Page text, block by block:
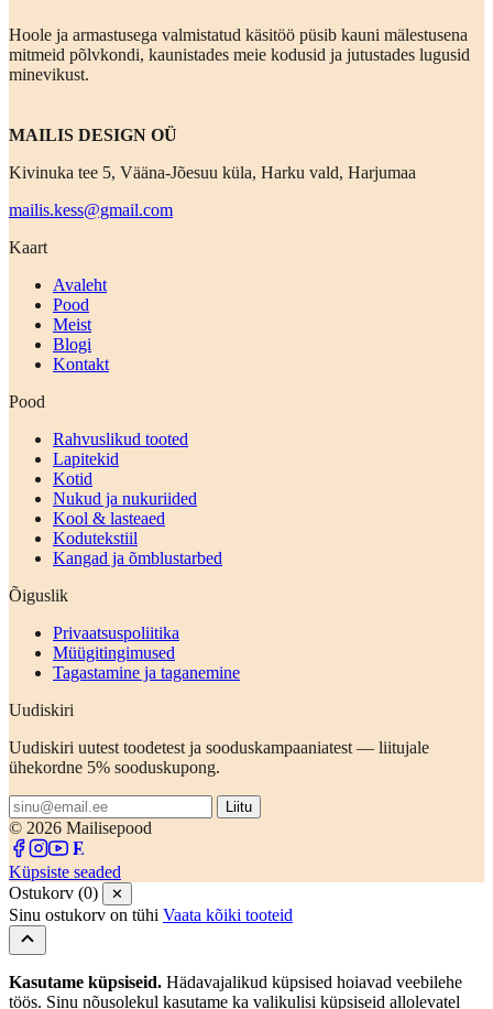
Hoole ja armastusega valmistatud käsitöö püsib kauni mälestusena
mitmeid põlvkondi, kaunistades meie kodusid ja jutustades lugusid
minevikust.
MAILIS DESIGN OÜ
Kivinuka tee 5, Vääna-Jõesuu küla, Harku vald, Harjumaa
mailis.kess@gmail.com
Kaart
Avaleht
Pood
Meist
Blogi
Kontakt
Pood
Rahvuslikud tooted
Lapitekid
Kotid
Nukud ja nukuriided
Kool & lasteaed
Kodutekstiil
Kangad ja õmblustarbed
Õiguslik
Privaatsuspoliitika
Müügitingimused
Tagastamine ja taganemine
Uudiskiri
Uudiskiri uutest toodetest ja sooduskampaaniatest — liitujale
ühekordne 5% sooduskupong.
Liitu
© 2026 Mailisepood
Küpsiste seaded
Ostukorv (0)
✕
Sinu ostukorv on tühi Vaata kõiki tooteid
Kasutame küpsiseid. Hädavajalikud küpsised hoiavad veebilehe
töös. Sinu nõusolekul kasutame ka valikulisi küpsiseid allolevatel